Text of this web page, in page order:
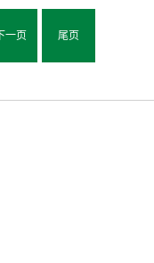
质有保证的防沉降井盖司而
下一页 尾页